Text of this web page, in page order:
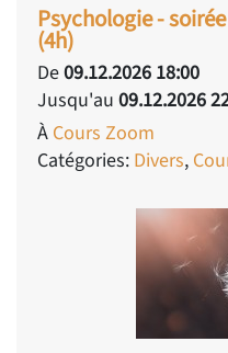
Psychologie -
(4h)
De09.12.2026 18:00
Jusqu'au 09.12.2026
À Cours Zoom
Catégories: Divers,